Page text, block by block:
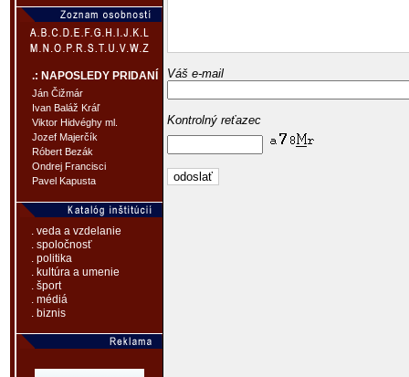
.: NAPOSLEDY PRIDANÍ
Ján Čižmár
Ivan Baláž Kráľ
Viktor Hidvéghy ml.
Jozef Majerčík
Róbert Bezák
Ondrej Francisci
Pavel Kapusta
. veda a vzdelanie
. spoločnosť
. politika
. kultúra a umenie
. šport
. médiá
. biznis
Váš e-mail
Kontrolný reťazec